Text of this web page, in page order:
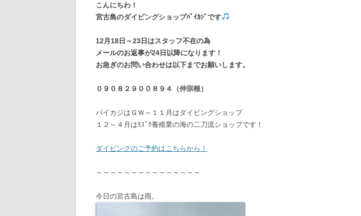
こんにちわ！
宮古島のダイビングショップﾊﾟｲｶｼﾞです
12月18日～23日はスタッフ不在の為
メールのお返事が24日以降になります！
お急ぎのお問い合わせは以下までお願いします。
０９０８２９００８９４（仲宗根）
パイカジはＧＷ～１１月はダイビングショップ
１２～４月はﾓｽﾞｸ養殖業の海の二刀流ショップです！
ダイビングのご予約はこちらから！
～～～～～～～～～～～～～～～
今日の宮古島は雨。